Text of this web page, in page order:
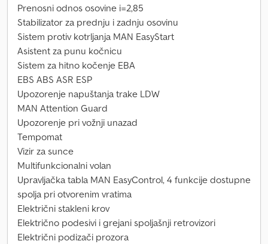
Prenosni odnos osovine i=2,85
Stabilizator za prednju i zadnju osovinu
Sistem protiv kotrljanja MAN EasyStart
Asistent za punu kočnicu
Sistem za hitno kočenje EBA
EBS ABS ASR ESP
Upozorenje napuštanja trake LDW
MAN Attention Guard
Upozorenje pri vožnji unazad
Tempomat
Vizir za sunce
Multifunkcionalni volan
Upravljačka tabla MAN EasyControl, 4 funkcije dostupne
spolja pri otvorenim vratima
Električni stakleni krov
Električno podesivi i grejani spoljašnji retrovizori
Električni podizači prozora